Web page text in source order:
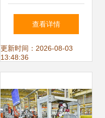
业的 —— 上海厚
力电子科技技术服
查看详情
更新时间：2026-08-03
13:48:36